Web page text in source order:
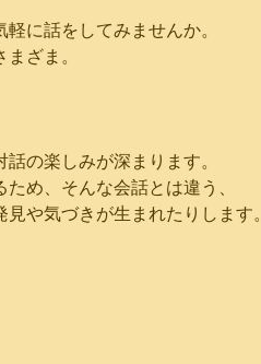
に話をしてみませんか。
ざま。
の楽しみが深まります。
め、そんな会話とは違う、
や気づきが生まれたりします。